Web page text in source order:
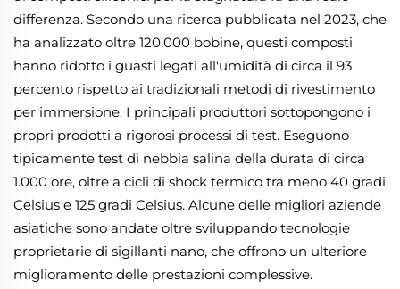
differenza. Secondo una ricerca pubblicata nel 2023, che
ha analizzato oltre 120.000 bobine, questi composti
hanno ridotto i guasti legati all'umidità di circa il 93
percento rispetto ai tradizionali metodi di rivestimento
per immersione. I principali produttori sottopongono i
propri prodotti a rigorosi processi di test. Eseguono
tipicamente test di nebbia salina della durata di circa
1.000 ore, oltre a cicli di shock termico tra meno 40 gradi
Celsius e 125 gradi Celsius. Alcune delle migliori aziende
asiatiche sono andate oltre sviluppando tecnologie
proprietarie di sigillanti nano, che offrono un ulteriore
miglioramento delle prestazioni complessive.